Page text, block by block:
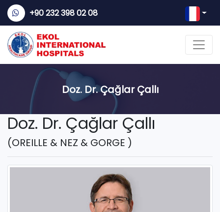
+90 232 398 02 08
Doz. Dr. Çağlar Çallı
Doz. Dr. Çağlar Çallı
(OREILLE & NEZ & GORGE )